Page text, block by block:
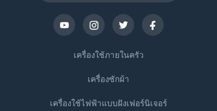
เครื่องใช้ภายในครัว
ตู้เย็นประตูเดียว
เครื่องซักผ้า
เครื่องใช้ไฟฟ้าแบบฝังเฟอร์นิเจอร์